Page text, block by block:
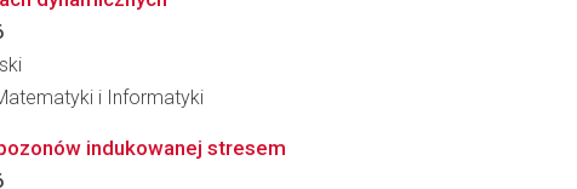
i Informatyki
indukowanej stresem